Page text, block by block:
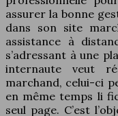
assurer la bonne
dans son site
assistance à
s’adressant à une
internaute veut
marchand, celui-ci
en même temps li
seul page. C’est